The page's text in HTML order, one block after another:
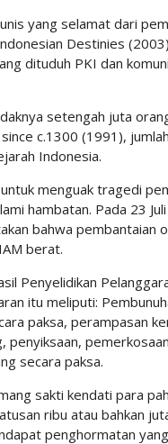
yang selamat dari
Destinies
dituduh PKI dan
setengah juta
c.1300 (1991),
Indonesia.
menguak tragedi
hambatan. Pada 23
bahwa pembantaian
berat.
Penyelidikan
itu meliputi:
paksa, perampasan
secara paksa.
sakti kendati para
ribu atau bahkan
penghormatan